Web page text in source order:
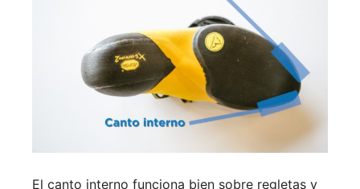
El canto interno funciona bien sobre regletas y